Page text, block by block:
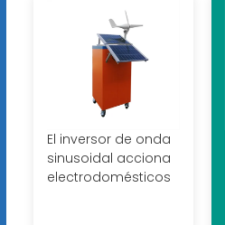
El inversor de onda
sinusoidal acciona
electrodomésticos